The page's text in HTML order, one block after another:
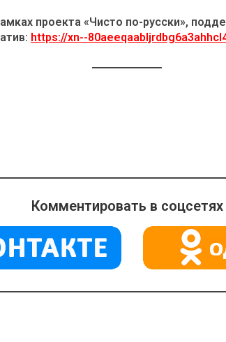
проекта «Чисто по-русски»,
https://xn--
Комментировать в соцсетях